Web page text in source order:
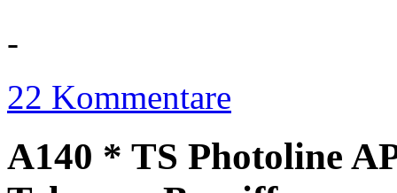
-
22 Kommentare
A140 * TS Photoline